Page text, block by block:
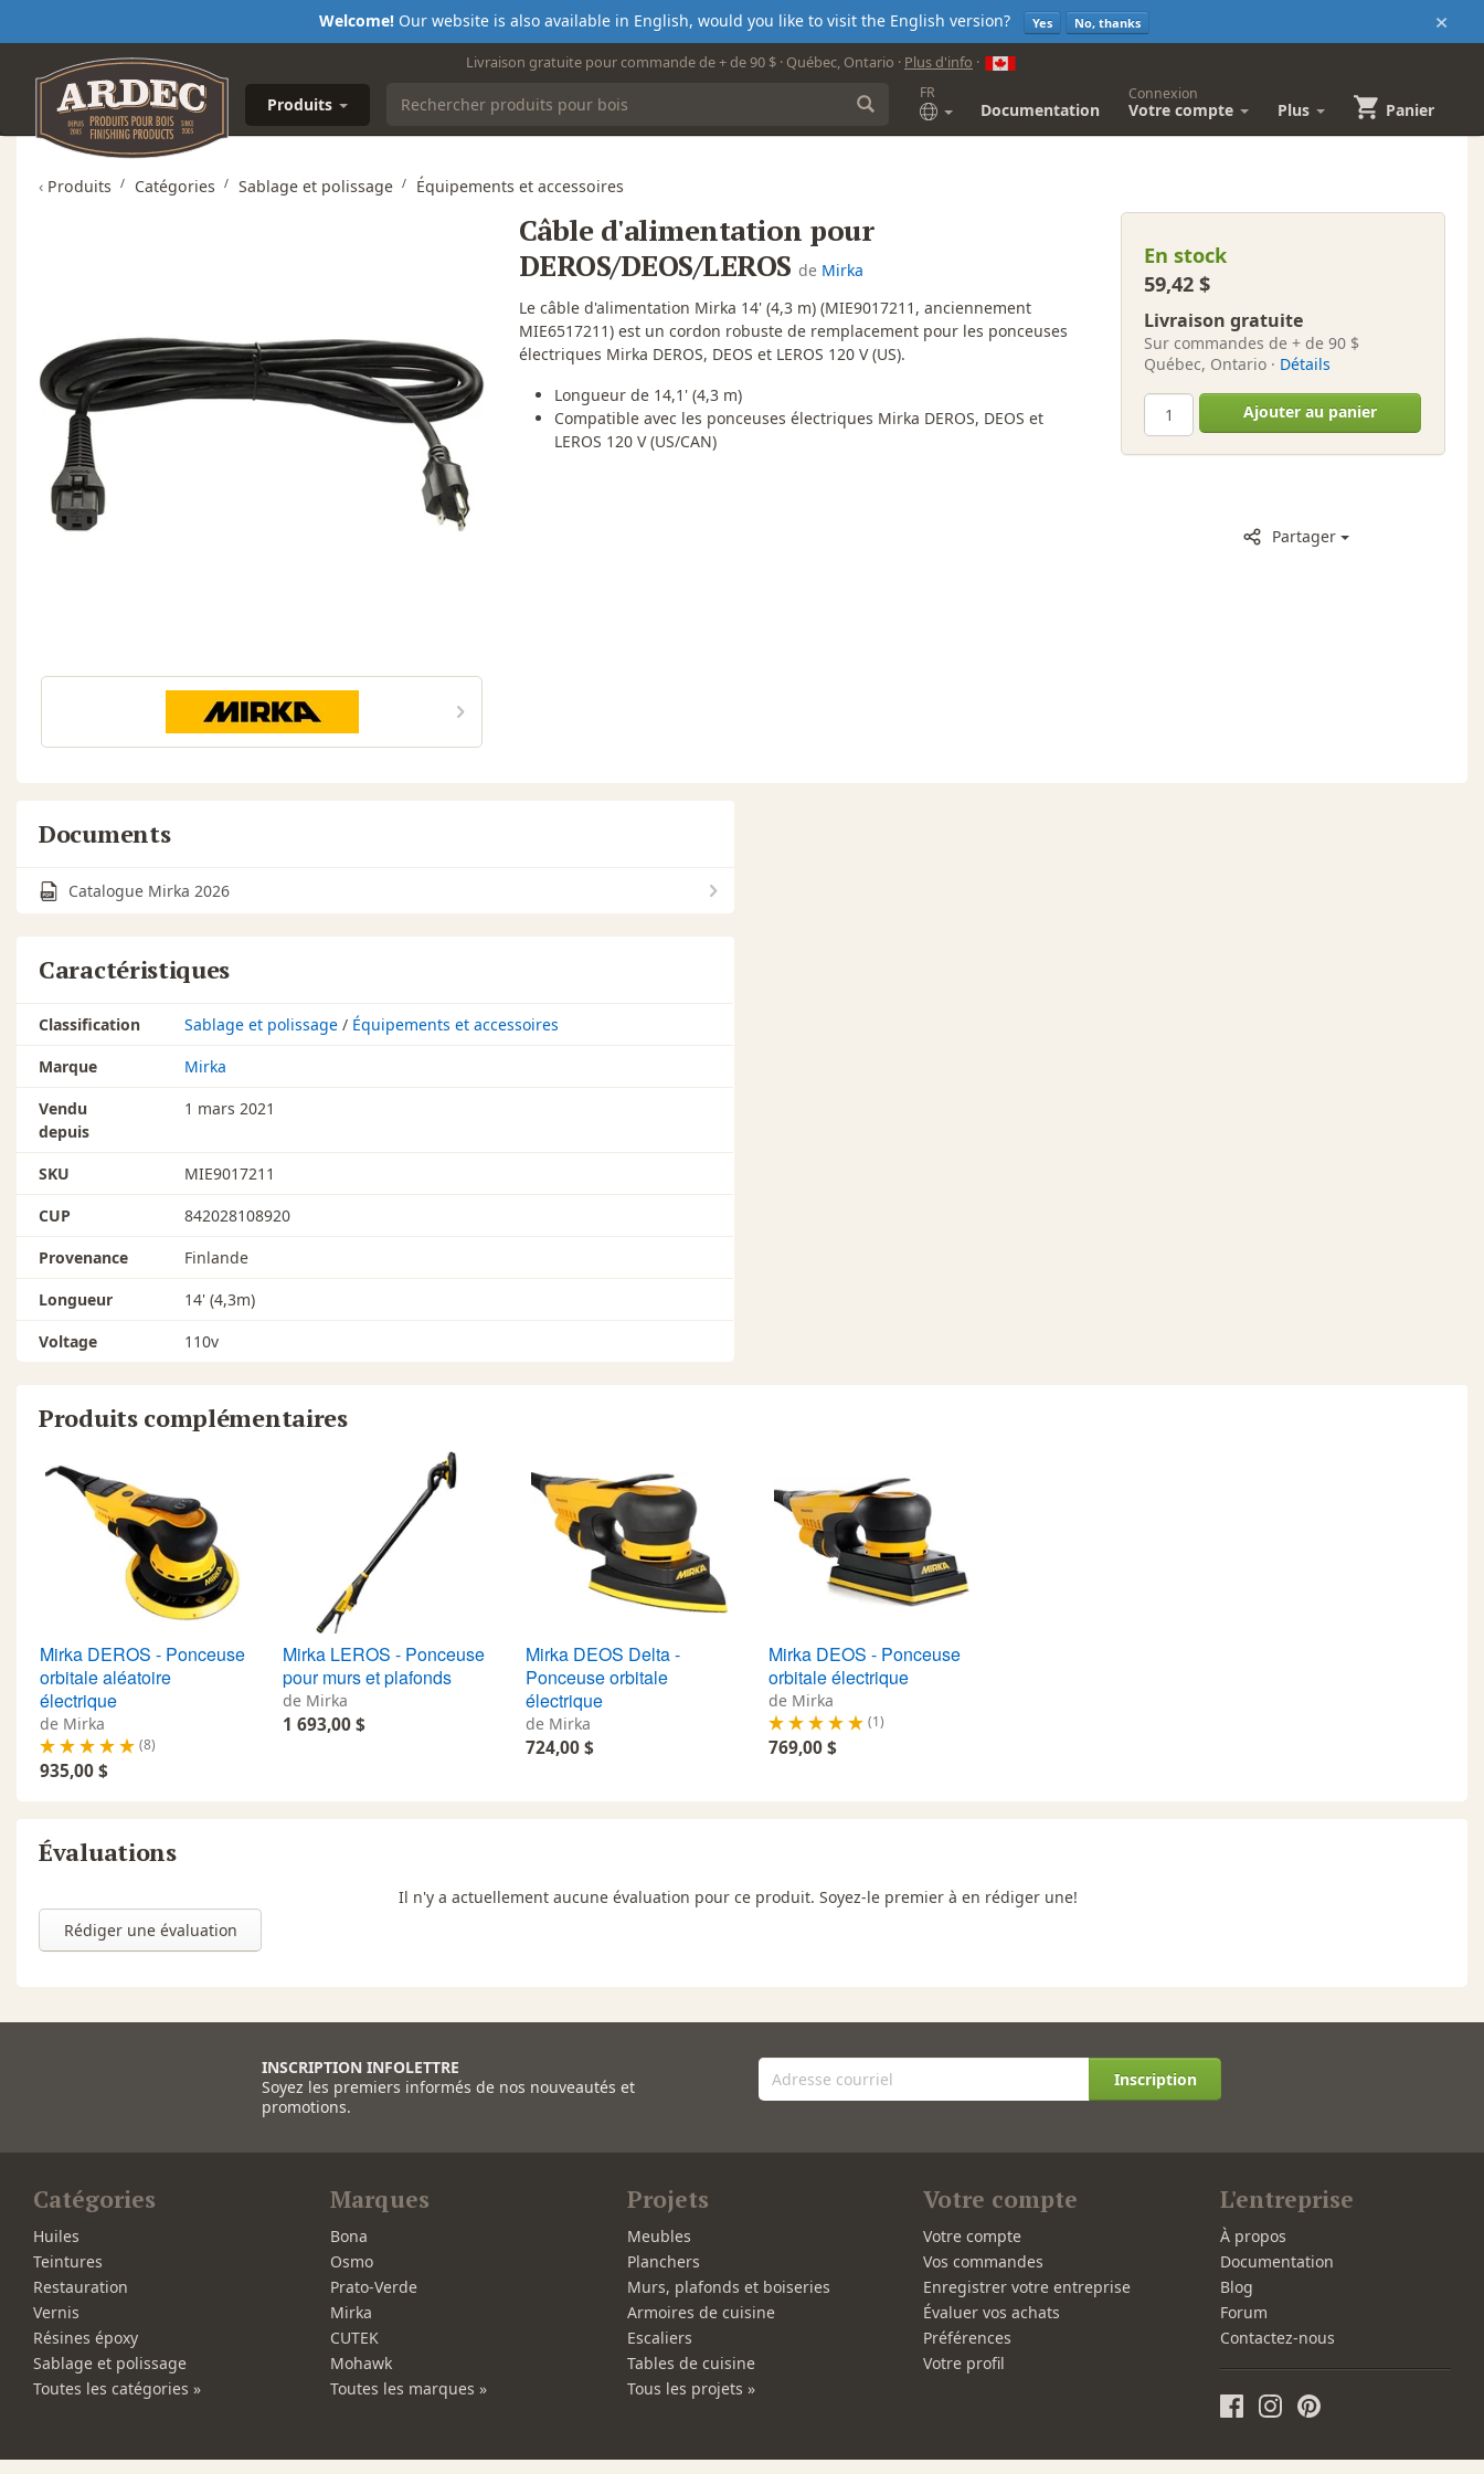
×
Welcome!Our website is also available in English, would you like to visit the English version? Yes No, thanks
Livraison gratuite pour commande de + de 90 $ · Québec, Ontario · Plus d'info ·
Produits
FR
Documentation
Connexion
Votre compte Plus Panier
‹ Produits Catégories Sablage et polissage Équipements et accessoires
En stock
59,42 $
Livraison gratuite
Sur commandes de + de 90 $
Québec, Ontario · Détails
Ajouter au panier
Partager
Câble d'alimentation pour
DEROS/DEOS/LEROS de Mirka
Le câble d'alimentation Mirka 14' (4,3 m) (MIE9017211, anciennement
MIE6517211) est un cordon robuste de remplacement pour les ponceuses
électriques Mirka DEROS, DEOS et LEROS 120 V (US).
Longueur de 14,1' (4,3 m)
Compatible avec les ponceuses électriques Mirka DEROS, DEOS et
LEROS 120 V (US/CAN)
Documents
Catalogue Mirka 2026
Caractéristiques
Classification Sablage et polissage / Équipements et accessoires
Marque
Mirka
Vendu
depuis
1 mars 2021
SKU
MIE9017211
CUP
842028108920
Provenance
Finlande
Longueur
14' (4,3m)
Voltage
110v
Produits complémentaires
Mirka DEROS - Ponceuse
orbitale aléatoire
électrique
de Mirka
(8)
935,00 $
Mirka LEROS - Ponceuse
pour murs et plafonds
de Mirka
1 693,00 $
Mirka DEOS Delta -
Ponceuse orbitale
électrique
de Mirka
724,00 $
Mirka DEOS - Ponceuse
orbitale électrique
de Mirka
(1)
769,00 $
Évaluations
Rédiger une évaluation
Il n'y a actuellement aucune évaluation pour ce produit. Soyez-le premier à en rédiger une!
INSCRIPTION INFOLETTRE
Soyez les premiers informés de nos nouveautés et
promotions.
Inscription
Catégories
Huiles
Teintures
Restauration
Vernis
Résines époxy
Sablage et polissage
Toutes les catégories »
Marques
Bona
Osmo
Prato-Verde
Mirka
CUTEK
Mohawk
Toutes les marques »
Projets
Meubles
Planchers
Murs, plafonds et boiseries
Armoires de cuisine
Escaliers
Tables de cuisine
Tous les projets »
Votre compte
Votre compte
Vos commandes
Enregistrer votre entreprise
Évaluer vos achats
Préférences
Votre profil
L'entreprise
À propos
Documentation
Blog
Forum
Contactez-nous